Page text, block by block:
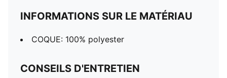
INFORMATIONS SUR LE MATÉRIAU
COQUE: 100% polyester
CONSEILS D'ENTRETIEN